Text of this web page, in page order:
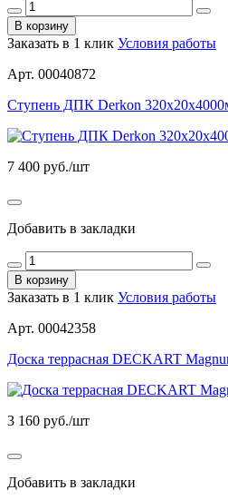
В корзину
Заказать в 1 клик Условия работы
Арт. 00040872
Ступень ДПК Derkon
7 400 руб./шт
Добавить в закладки
В корзину
Заказать в 1 клик Условия работы
Арт. 00042358
Доска террасная DECKART
3 160 руб./шт
Добавить в закладки